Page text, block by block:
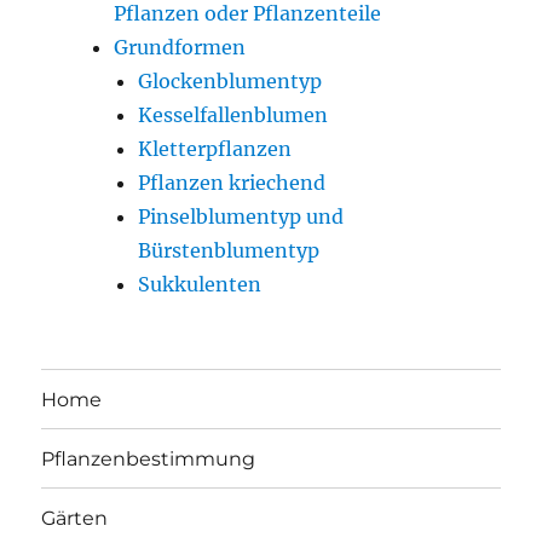
Pflanzen oder Pflanzenteile
Grundformen
Glockenblumentyp
Kesselfallenblumen
Kletterpflanzen
Pflanzen kriechend
Pinselblumentyp und
Bürstenblumentyp
Sukkulenten
Home
Pflanzenbestimmung
Gärten